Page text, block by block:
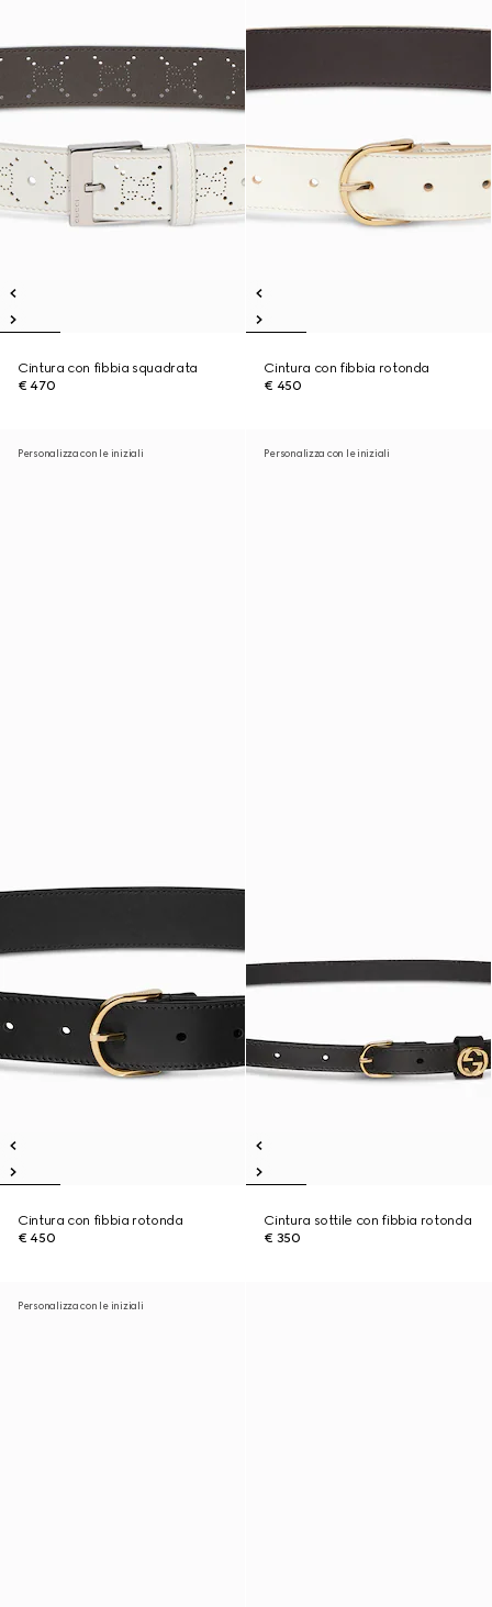
Cintura con fibbia squadrata
€ 470
Cintura con fibbia rotonda
€ 450
Personalizza con le iniziali
Cintura con fibbia rotonda
€ 450
Personalizza con le iniziali
Cintura sottile con fibbia rotonda
€ 350
Personalizza con le iniziali